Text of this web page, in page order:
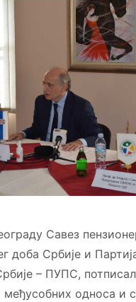
Савез
доба Србије и
– ПУПС,
односа и